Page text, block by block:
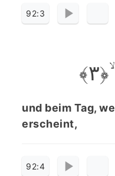
92:3
und beim Tag,
erscheint,
92:4